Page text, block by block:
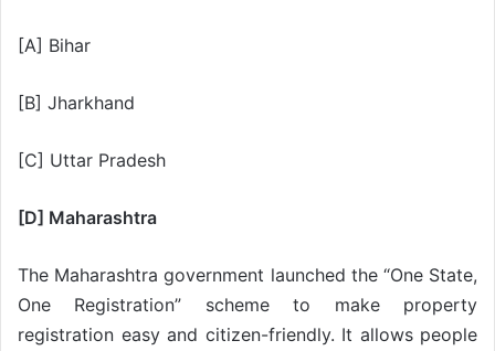
[A] Bihar
[B] Jharkhand
[C] Uttar Pradesh
[D] Maharashtra
The Maharashtra government launched the “One State,
One Registration” scheme to make property
registration easy and citizen-friendly. It allows people